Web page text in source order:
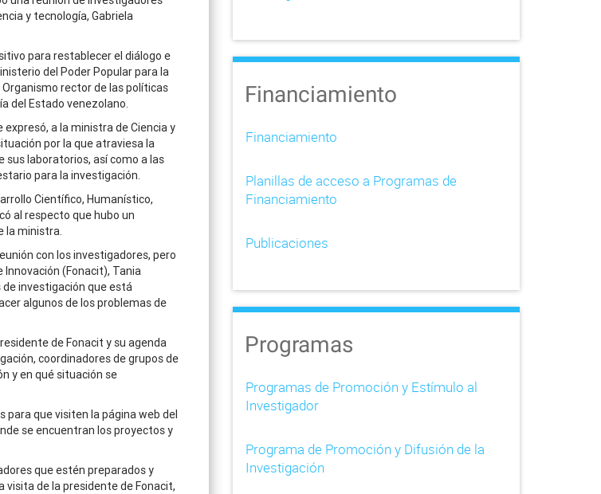
y tecnología, Gabriela
para restablecer el diálogo e
del Poder Popular para la
Organismo rector de las políticas
del Estado venezolano.
expresó, a la ministra de Ciencia y
por la que atraviesa la
sus laboratorios, así como a las
para la investigación.
Científico, Humanístico,
al respecto que hubo un
la ministra.
con los investigadores, pero
Innovación (Fonacit), Tania
investigación que está
algunos de los problemas de
de Fonacit y su agenda
coordinadores de grupos de
y en qué situación se
para que visiten la página web del
se encuentran los proyectos y
que estén preparados y
visita de la presidente de Fonacit,
Financiamiento
Financiamiento
Planillas de acceso a Programas de
Financiamiento
Publicaciones
Programas
Programas de Promoción y Estímulo al
Investigador
Programa de Promoción y Difusión de la
Investigación